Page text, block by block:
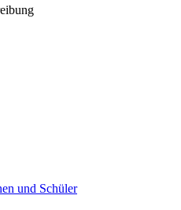
und Schüler